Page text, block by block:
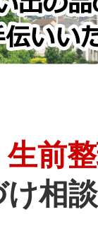
前
け相